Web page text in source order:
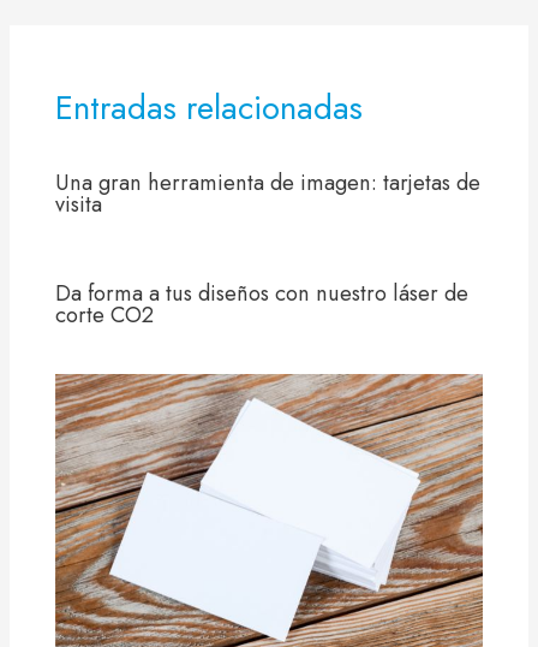
Entradas relacionadas
Una gran herramienta de imagen: tarjetas de
visita
Da forma a tus diseños con nuestro láser de
corte CO2